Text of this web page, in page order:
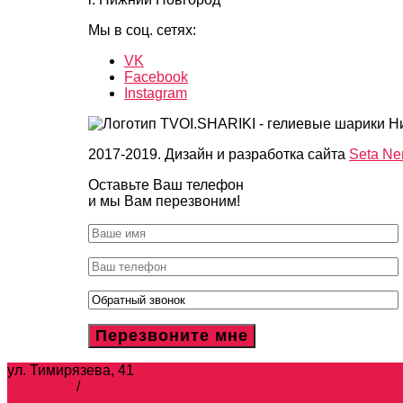
Мы в соц. сетях:
VK
Facebook
Instagram
2017-2019. Дизайн и разработка сайта Seta
Оставьте Ваш телефон
и мы Вам перезвоним!
ул. Тимирязева, 41
/